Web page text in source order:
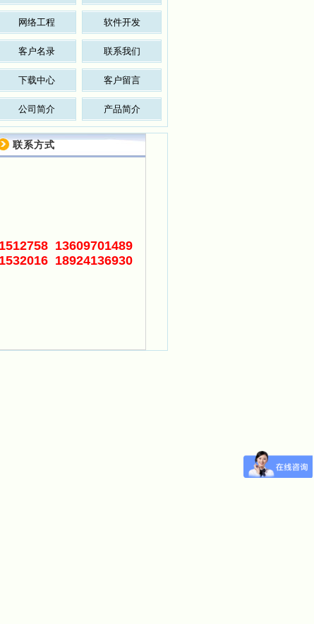
网络工程 软件开发
客户名录 联系我们
下载中心 客户留言
公司简介 产品简介
系方式
13609701489
18924136930